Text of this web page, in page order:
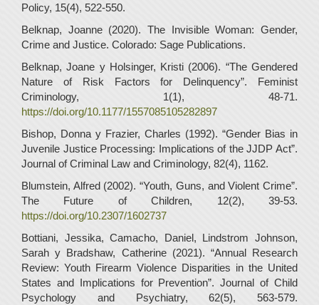
Policy, 15(4), 522-550.
Belknap, Joanne (2020). The Invisible Woman: Gender,
Crime and Justice. Colorado: Sage Publications.
Belknap, Joane y Holsinger, Kristi (2006). “The Gendered
Nature of Risk Factors for Delinquency”. Feminist
Criminology, 1(1), 48-71.
https://doi.org/10.1177/1557085105282897
Bishop, Donna y Frazier, Charles (1992). “Gender Bias in
Juvenile Justice Processing: Implications of the JJDP Act”.
Journal of Criminal Law and Criminology, 82(4), 1162.
Blumstein, Alfred (2002). “Youth, Guns, and Violent Crime”.
The Future of Children, 12(2), 39-53.
https://doi.org/10.2307/1602737
Bottiani, Jessika, Camacho, Daniel, Lindstrom Johnson,
Sarah y Bradshaw, Catherine (2021). “Annual Research
Review: Youth Firearm Violence Disparities in the United
States and Implications for Prevention”. Journal of Child
Psychology and Psychiatry, 62(5), 563-579.